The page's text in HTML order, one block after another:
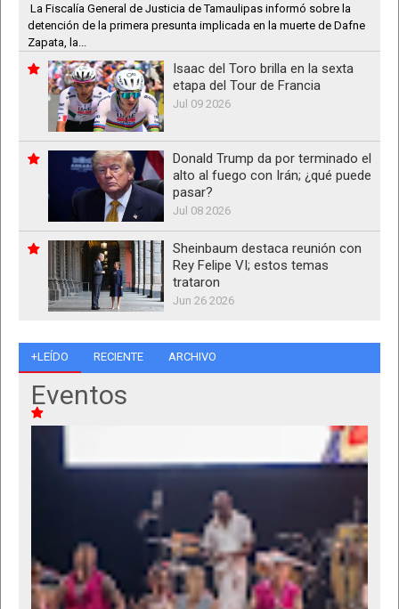
La Fiscalía General de Justicia de Tamaulipas informó sobre la
detención de la primera presunta implicada en la muerte de Dafne
Zapata, la...
Isaac del Toro brilla en la sexta
etapa del Tour de Francia
Jul 09 2026
Donald Trump da por terminado el
alto al fuego con Irán; ¿qué puede
pasar?
Jul 08 2026
Sheinbaum destaca reunión con
Rey Felipe VI; estos temas
trataron
Jun 26 2026
+LEÍDO RECIENTE ARCHIVO
Eventos